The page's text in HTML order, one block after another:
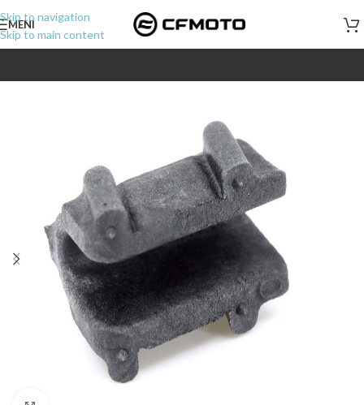
Skip to navigation
Skip to main content
MENI